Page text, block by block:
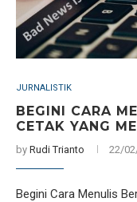
JURNALISTIK
BEGINI CARA
CETAK YANG
by Rudi Trianto 22/
Begini Cara Menulis